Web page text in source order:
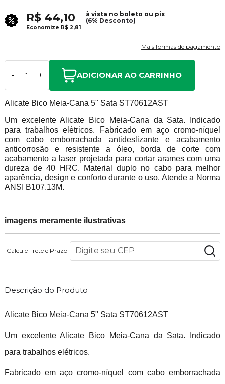
R$ 44,10
à vista no boleto ou pix
(6% Desconto)
Economize R$ 2,81
Mais formas de pagamento
- + ADICIONAR AO CARRINHO
Alicate Bico Meia-Cana 5" Sata ST70612AST
Um excelente Alicate Bico Meia-Cana da Sata. Indicado
para trabalhos elétricos.
Fabricado em aço cromo-níquel
com cabo emborrachada antideslizante e acabamento
anticorrosão e resistente a óleo, borda de corte com
acabamento a laser projetada para cortar arames com uma
dureza de 40 HRC.
Material duplo no cabo para melhor
aparência, design e conforto durante o uso. Atende a Norma
ANSI B107.13M.
imagens meramente ilustrativas
Calcule Frete e Prazo
Descrição do Produto
Alicate Bico Meia-Cana 5" Sata ST70612AST
Um excelente Alicate Bico Meia-Cana da Sata. Indicado
para trabalhos elétricos.
Fabricado em aço cromo-níquel com cabo emborrachada